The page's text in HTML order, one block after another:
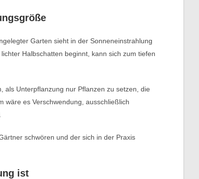
Garten sieht in der Sonneneinstrahlung
Halbschatten beginnt, kann sich zum tiefen
als Unterpflanzung nur Pflanzen zu setzen, die
wäre es Verschwendung, ausschließlich
schwören und der sich in der Praxis
ist